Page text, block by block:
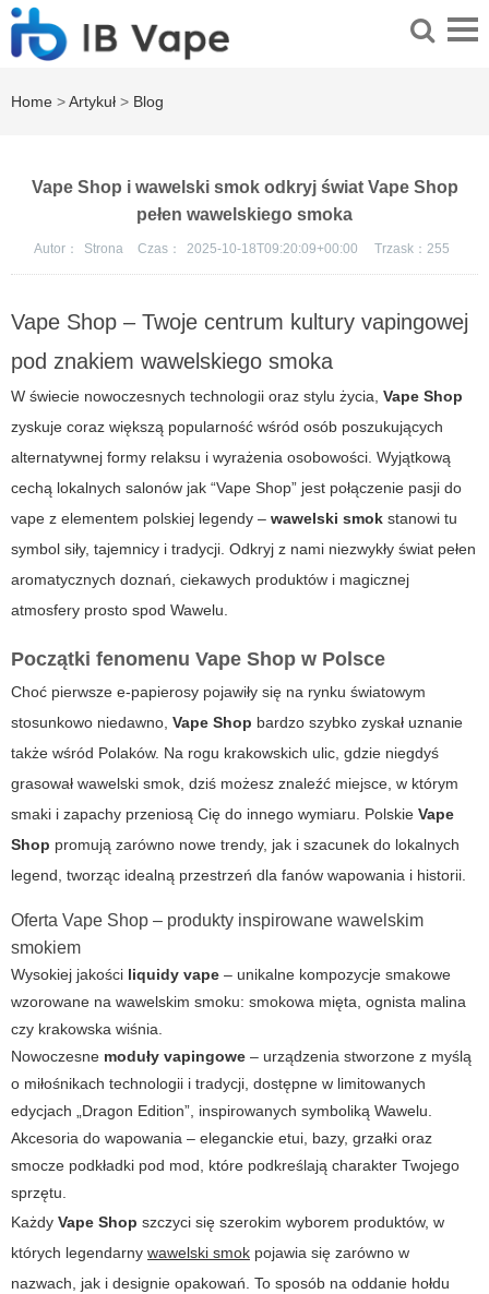
Home >Artykuł > Blog
Vape Shop i wawelski smok odkryj świat Vape Shop
pełen wawelskiego smoka
Autor： Strona Czas： 2025-10-18T09:20:09+00:00 Trzask： 255
Vape Shop – Twoje centrum kultury vapingowej
pod znakiem wawelskiego smoka
W świecie nowoczesnych technologii oraz stylu życia, Vape Shop
zyskuje coraz większą popularność wśród osób poszukujących
alternatywnej formy relaksu i wyrażenia osobowości. Wyjątkową
cechą lokalnych salonów jak “Vape Shop” jest połączenie pasji do
vape z elementem polskiej legendy – wawelski smok stanowi tu
symbol siły, tajemnicy i tradycji. Odkryj z nami niezwykły świat pełen
aromatycznych doznań, ciekawych produktów i magicznej
atmosfery prosto spod Wawelu.
Początki fenomenu Vape Shop w Polsce
Choć pierwsze e-papierosy pojawiły się na rynku światowym
stosunkowo niedawno, Vape Shop bardzo szybko zyskał uznanie
także wśród Polaków. Na rogu krakowskich ulic, gdzie niegdyś
grasował wawelski smok, dziś możesz znaleźć miejsce, w którym
smaki i zapachy przeniosą Cię do innego wymiaru. Polskie Vape
Shop promują zarówno nowe trendy, jak i szacunek do lokalnych
legend, tworząc idealną przestrzeń dla fanów wapowania i historii.
Oferta Vape Shop – produkty inspirowane wawelskim
smokiem
Wysokiej jakości liquidy vape – unikalne kompozycje smakowe
wzorowane na wawelskim smoku: smokowa mięta, ognista malina
czy krakowska wiśnia.
Nowoczesne moduły vapingowe – urządzenia stworzone z myślą
o miłośnikach technologii i tradycji, dostępne w limitowanych
edycjach „Dragon Edition”, inspirowanych symboliką Wawelu.
Akcesoria do wapowania – eleganckie etui, bazy, grzałki oraz
smocze podkładki pod mod, które podkreślają charakter Twojego
sprzętu.
Każdy Vape Shop szczyci się szerokim wyborem produktów, w
których legendarny wawelski smok pojawia się zarówno w
nazwach, jak i designie opakowań. To sposób na oddanie hołdu